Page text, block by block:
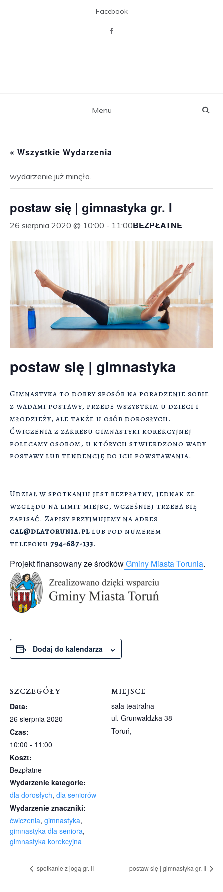
Facebook
rekreacji i aktywizacji.
Menu
« Wszystkie Wydarzenia
wydarzenie już minęło.
postaw się | gimnastyka gr. I
26 sierpnia 2020 @ 10:00 - 11:00BEZPŁATNE
postaw się | gimnastyka
Gimnastyka to dobry sposób na poradzenie sobie
z wadami postawy, przede wszystkim u dzieci i
młodzieży, ale także u osób dorosłych.
Ćwiczenia z zakresu gimnastyki korekcyjnej
polecamy osobom, u których stwierdzono wady
postawy lub tendencję do ich powstawania.
Udział w spotkaniu jest bezpłatny, jednak ze
względu na limit miejsc, wcześniej trzeba się
zapisać. Zapisy przyjmujemy na adres
cal@dlatorunia.pllub pod numerem
telefonu 794-687-133.
Projekt finansowany ze środkówGminy Miasta Torunia.
Dodaj do kalendarza
SZCZEGÓŁY
Data:
26 sierpnia 2020
Czas:
10:00 - 11:00
Koszt:
Bezpłatne
Wydarzenie kategorie:
dla dorosłych, dla seniorów
Wydarzenie znaczniki:
ćwiczenia, gimnastyka,
gimnastyka dla seniora,
gimnastyka korekcyjna
MIEJSCE
sala teatralna
ul. Grunwaldzka 38
Toruń,
spotkanie z jogą gr. II postaw się | gimnastyka gr. II